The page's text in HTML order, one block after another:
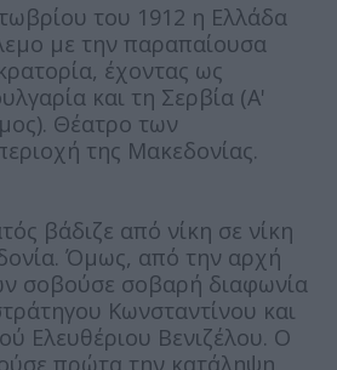
του 1912 η Ελλάδα
με την παραπαίουσα
έχοντας ως
και τη Σερβία (Α'
Θέατρο των
της Μακεδονίας.
βάδιζε από νίκη σε νίκη
Όμως, από την αρχή
σοβούσε σοβαρή διαφωνία
Κωνσταντίνου και
Ελευθέριου Βενιζέλου. Ο
πρώτα την κατάληψη